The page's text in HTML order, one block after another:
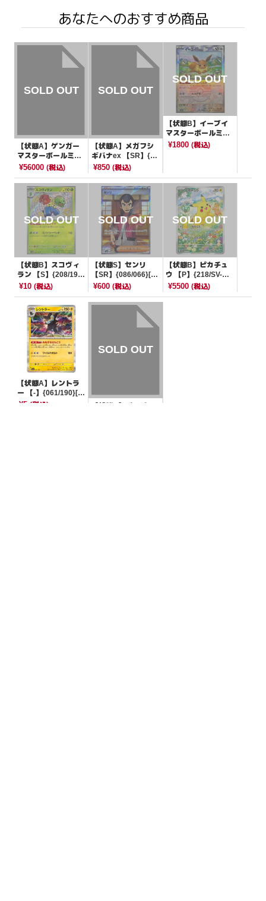
あなたへのおすすめ商品
【状態A】ゲンガー
マスターボールミラ
ー【R】{094/165}[S
¥56000 (税込)
【状態A】メガフシ
ギバナex 【SR】{07
6/063}[M1L]
¥850(税込)
【状態B】イーブイ
マスターボールミラ
ー【-】{125/187}[S
¥1800 (税込)
【状態B】スコヴィ
ラン 【S】{208/190}
[SV4a]
¥10 (税込)
【状態S】センリ
【SR】{086/066}[S
V4K]
¥600(税込)
【状態B】ピカチュ
ウ 【P】{218/SV-P}
[その他]
¥5500 (税込)
【状態A】レントラ
ー 【-】{061/190}[S
V4a]
¥5 (税込)